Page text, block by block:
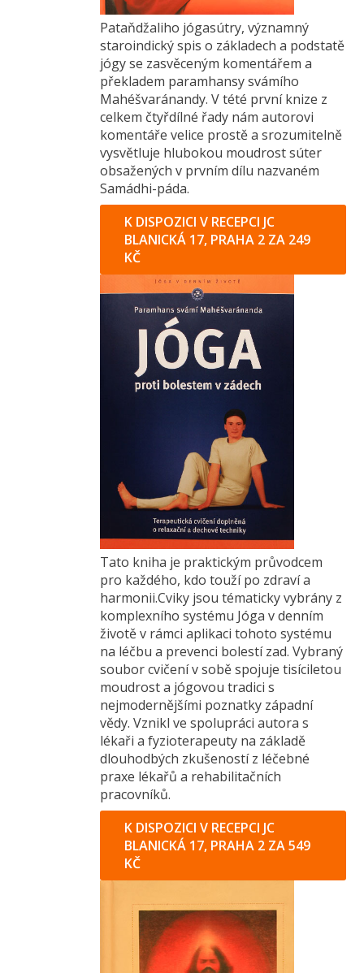
Pataňdžaliho jógasútry, významný
staroindický spis o základech a podstatě
jógy se zasvěceným komentářem a
překladem paramhansy svámího
Mahéšvaránandy. V tété první knize z
celkem čtyřdílné řady nám autorovi
komentáře velice prostě a srozumitelně
vysvětluje hlubokou moudrost súter
obsažených v prvním dílu nazvaném
Samádhi-páda.
K DISPOZICI V RECEPCI JC
BLANICKÁ 17, PRAHA 2 ZA 249
KČ
Tato kniha je praktickým průvodcem
pro každého, kdo touží po zdraví a
harmonii.Cviky jsou tématicky vybrány z
komplexního systému Jóga v denním
životě v rámci aplikaci tohoto systému
na léčbu a prevenci bolestí zad. Vybraný
soubor cvičení v sobě spojuje tisíciletou
moudrost a jógovou tradici s
nejmodernějšími poznatky západní
vědy. Vznikl ve spolupráci autora s
lékaři a fyzioterapeuty na základě
dlouhodbých zkušeností z léčebné
praxe lékařů a rehabilitačních
pracovníků.
K DISPOZICI V RECEPCI JC
BLANICKÁ 17, PRAHA 2 ZA 549
KČ